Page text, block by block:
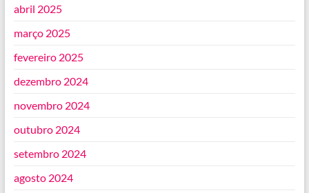
abril 2025
março 2025
fevereiro 2025
dezembro 2024
novembro 2024
outubro 2024
setembro 2024
agosto 2024